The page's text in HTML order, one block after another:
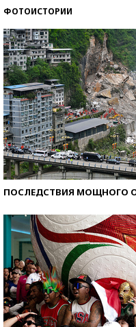
ФОТОИСТОРИИ
ПОСЛЕДСТВИЯ МОЩНОГО